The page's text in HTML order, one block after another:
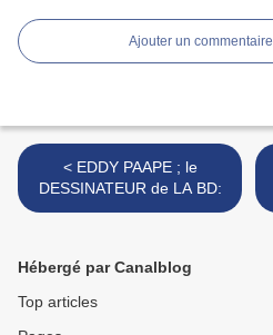
Ajouter un commentaire
< EDDY PAAPE ; le
DESSINATEUR de LA BD:
Hébergé par Canalblog
Top articles